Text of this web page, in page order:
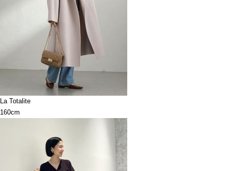
La Totalite
160cm